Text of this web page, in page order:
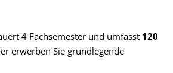
4 Fachsemester und umfasst 120
erwerben Sie grundlegende